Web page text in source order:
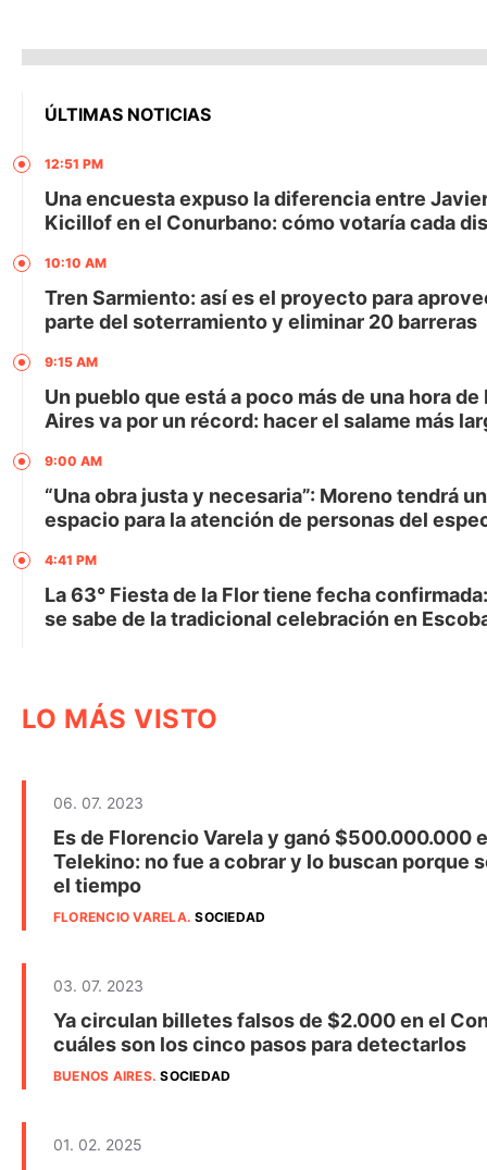
ÚLTIMAS NOTICIAS
12:51 PM
Una encuesta expuso la diferencia entre
Kicillof en el Conurbano: cómo votaría cada
10:10 AM
Tren Sarmiento: así es el proyecto para
parte del soterramiento y eliminar 20 barreras
9:15 AM
Un pueblo que está a poco más de una hora de
Aires va por un récord: hacer el salame más
9:00 AM
“Una obra justa y necesaria”: Moreno tendrá
espacio para la atención de personas del
4:41 PM
La 63° Fiesta de la Flor tiene fecha
se sabe de la tradicional celebración en
LO MÁS VISTO
06. 07. 2023
Es de Florencio Varela y ganó $500.000.000
Telekino: no fue a cobrar y lo buscan porque
el tiempo
FLORENCIO VARELA.SOCIEDAD
03. 07. 2023
Ya circulan billetes falsos de $2.000 en el
cuáles son los cinco pasos para detectarlos
BUENOS AIRES.SOCIEDAD
01. 02. 2025